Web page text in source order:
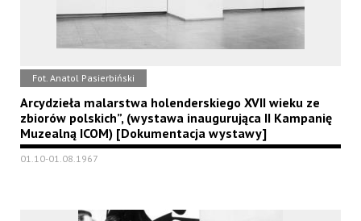
Fot. Anatol Pasierbiński
Arcydzieła malarstwa holenderskiego XVII wieku ze
zbiorów polskich”, (wystawa inaugurująca II Kampanię
Muzealną ICOM) [Dokumentacja wystawy]
01.10-01.08.1967